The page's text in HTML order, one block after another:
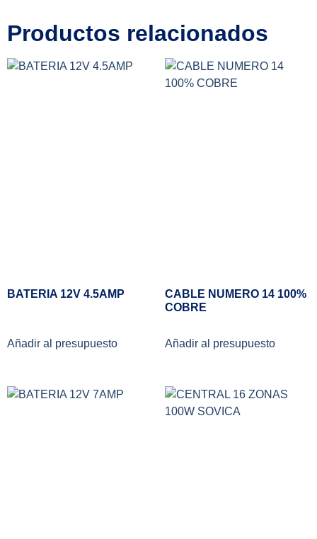
Productos relacionados
BATERIA 12V 4.5AMP
Añadir al presupuesto
CABLE NUMERO 14 100%
COBRE
Añadir al presupuesto